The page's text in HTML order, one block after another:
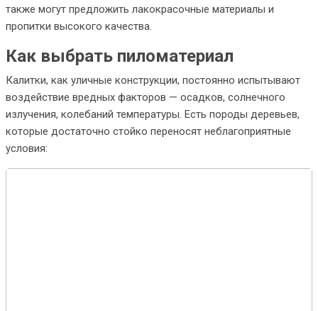
также могут предложить лакокрасочные материалы и
пропитки высокого качества.
Как выбрать пиломатериал
Калитки, как уличные конструкции, постоянно испытывают
воздействие вредных факторов — осадков, солнечного
излучения, колебаний температуры. Есть породы деревьев,
которые достаточно стойко переносят неблагоприятные
условия: